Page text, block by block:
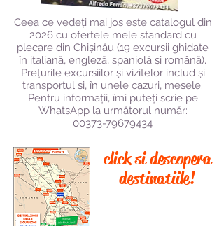
Ceea ce vedeți mai jos este catalogul din
2026 cu ofertele mele standard cu
plecare din Chișinău (19 excursii ghidate
în italiană, engleză, spaniolă și română).
Prețurile excursiilor și vizitelor includ și
transportul și, în unele cazuri, mesele.
Pentru informații, îmi puteți scrie pe
WhatsApp la următorul număr:
00373-79679434
click si descopera
destinatiile!